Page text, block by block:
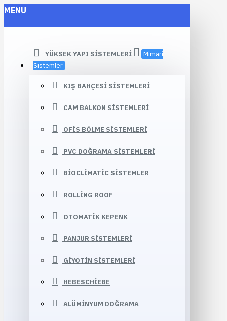
MENU
YÜKSEK YAPI SISTEMLERI
Mimari
Sistemler
KIŞ BAHÇESI SISTEMLERI
CAM BALKON SISTEMLERI
OFIS BÖLME SISTEMLERI
PVC DOĞRAMA SISTEMLERI
BIOCLIMATIC SISTEMLER
ROLLING ROOF
OTOMATIK KEPENK
PANJUR SISTEMLERI
GIYOTIN SISTEMLERI
HEBESCHIEBE
ALÜMINYUM DOĞRAMA